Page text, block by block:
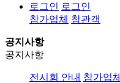
로그인 로그인
참가업체 참관객
공지사항
공지사항
전시회 안내 참가업체